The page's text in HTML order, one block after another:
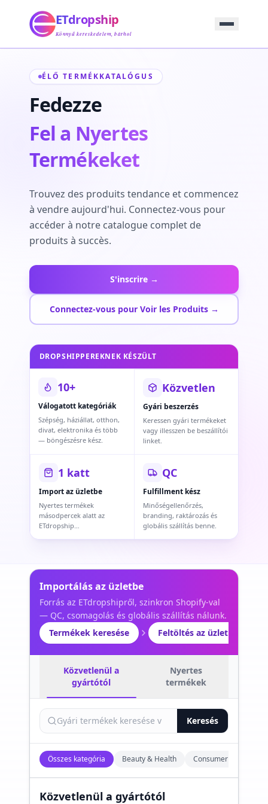
Beszerzés
Szolgáltatás
Termék
Támogatás
ETdropship
Könnyű kereskedelem, bárhol
ÉLŐ TERMÉKKATALÓGUS
Fedezze
Fel a Nyertes
Termékeket
Trouvez des produits tendance et commencez
à vendre aujourd'hui. Connectez-vous pour
accéder à notre catalogue complet de
produits à succès.
S'inscrire →
Connectez-vous pour Voir les Produits →
DROPSHIPPEREKNEK KÉSZÜLT
10+
Válogatott kategóriák
Szépség, háziállat, otthon,
divat, elektronika és több
— böngészésre kész.
Közvetlen
Gyári beszerzés
Keressen gyári termékeket
vagy illesszen be beszállítói
linket.
1 katt
Import az üzletbe
Nyertes termékek
másodpercek alatt az
ETdropship
QC
Fulfillment kész
Minőségellenőrzés,
branding, raktározás és
globális szállítás benne.
Importálás az üzletbe
Forrás az ETdropshipről, szinkron Shopify-val
— QC, csomagolás és globális szállítás nálunk.
Termékek keresése
Feltöltés az üzletbe
Közvetlenül a
gyártótól
Nyertes
termékek
Keresés
Összes kategória Beauty & Health Consumer Electronics
Közvetlenül a gyártótól